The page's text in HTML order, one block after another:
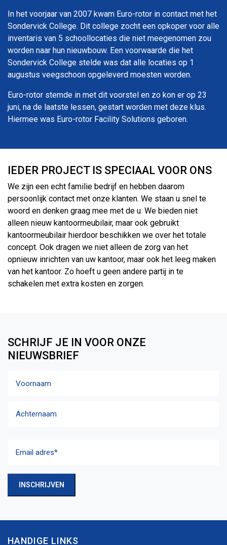
In het voorjaar van 2007 kwam Euro-rotor in contact met het
Sondervick College. Dit college zocht een opkoper voor alle
inventaris van 5 schoollocaties die niet meegenomen zou
worden naar hun nieuwbouw. Een voorwaarde die het
Sondervick College stelde was dat alle locaties op 1
augustus veegschoon opgeleverd moesten worden.
Euro-rotor stemde in met dit voorstel en zo kon er op 23
juni, na de laatste lessen, gestart worden met deze klus.
Hiermee was Euro-rotor Facility Solutions geboren.
IEDER PROJECT IS SPECIAAL VOOR ONS
We zijn een echt familie bedrijf en hebben daarom
persoonlijk contact met onze klanten. We staan u snel te
woord en denken graag mee met de u. We bieden niet
alleen nieuw kantoormeubilair, maar ook gebruikt
kantoormeubilair hierdoor beschikken we over het totale
concept. Ook dragen we niet alleen de zorg van het
opnieuw inrichten van uw kantoor, maar ook het leeg maken
van het kantoor. Zo hoeft u geen andere partij in te
schakelen met extra kosten en zorgen.
SCHRIJF JE IN VOOR ONZE
NIEUWSBRIEF
adres(Vereist)
INSCHRIJVEN
HANDIGE LINKS